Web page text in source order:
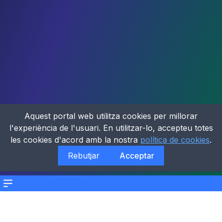
Menu
Aquest portal web utilitza cookies per millorar
l'experiència de l'usuari. En utilitzar-lo, accepteu totes
les cookies d'acord amb la nostra política de cookies.
Rebutjar
Acceptar